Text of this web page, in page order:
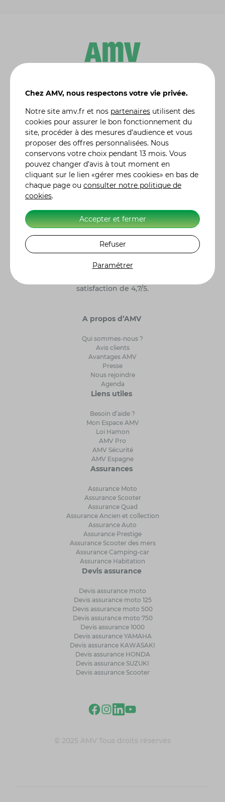
en ligne des solutions d'assurances dédiées aux
particuliers :
assurance auto , assurance habitation,
assurance moto de collection, assurance 4X4 etc. Une
gamme complète de formules d'assurance, des plus
classiques aux plus spécifiques, comme l'assurance
jetski ou quad, adaptées à vos besoins réels. Vous
pouvez moduler vos contrats en y incluant des
garanties particulières, en fonction de l'utilisation ou
des risques liés à votre véhicule. De la demande de
devis à la souscription de votre contrat assurance
moto, auto ou autre, tout se fait en ligne. Nos 300
conseillers sont également à votre écoute pour vous
renseigner et vous accompagner dans le choix de
votre contrat d'assurance. Retrouvez l'histoire des
constructeurs motoet leurs modèles de référence.
Alors n'hésitez plus et, ensemble, ayons l'assurance
Scooter. AMV Assurance Moto sur 5262 clients
interrogés par Avis Vérifiés, AMV obtient une note de
satisfaction de 4,7/5.
A propos d’AMV
Qui sommes-nous ?
Avis clients
Avantages AMV
Presse
Nous rejoindre
Agenda
Liens utiles
Besoin d’aide ?
Mon Espace AMV
Loi Hamon
AMV Pro
AMV Sécurité
AMV Espagne
Assurances
Assurance Moto
Assurance Scooter
Assurance Quad
Assurance Ancien et collection
Assurance Auto
Assurance Prestige
Assurance Scooter des mers
Assurance Camping-car
Assurance Habitation
Devis assurance
Devis assurance moto
Devis assurance moto 125
Devis assurance moto 500
Devis assurance moto 750
Devis assurance 1000
Devis assurance YAMAHA
Devis assurance KAWASAKI
Devis assurance HONDA
Devis assurance SUZUKI
Devis assurance Scooter
© 2025 AMV Tous droits réservés
Chez AMV, nous respectons votre vie privée.
Notre site amv.fr et nos partenaires utilisent des
cookies pour assurer le bon fonctionnement du
site, procéder à des mesures d’audience et vous
proposer des offres personnalisées. Nous
conservons votre choix pendant 13 mois. Vous
pouvez changer d’avis à tout moment en
cliquant sur le lien «gérer mes cookies» en bas de
chaque page ou consulter notre politique de
cookies.
Accepter et fermer
Refuser
Paramétrer